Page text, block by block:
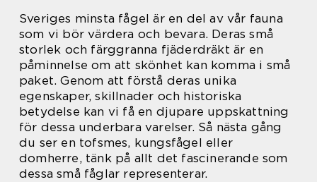
Sveriges minsta fågel är en del av vår fauna
som vi bör värdera och bevara. Deras små
storlek och färggranna fjäderdräkt är en
påminnelse om att skönhet kan komma i små
paket. Genom att förstå deras unika
egenskaper, skillnader och historiska
betydelse kan vi få en djupare uppskattning
för dessa underbara varelser. Så nästa gång
du ser en tofsmes, kungsfågel eller
domherre, tänk på allt det fascinerande som
dessa små fåglar representerar.